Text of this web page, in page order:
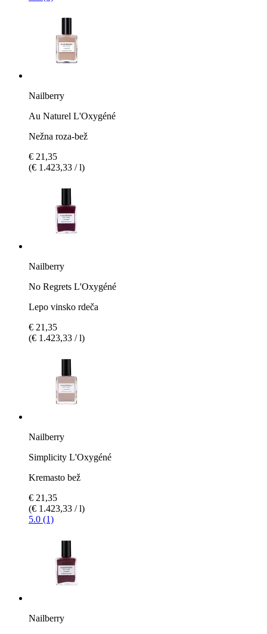
Nailberry
Au Naturel L'Oxygéné
Nežna roza-bež
€ 21,35
(€ 1.423,33 / l)
Nailberry
No Regrets L'Oxygéné
Lepo vinsko rdeča
€ 21,35
(€ 1.423,33 / l)
Nailberry
Simplicity L'Oxygéné
Kremasto bež
€ 21,35
(€ 1.423,33 / l)
5.0 (1)
Nailberry